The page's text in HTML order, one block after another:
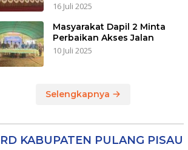
16 Juli 2025
Masyarakat Dapil 2 Minta
Perbaikan Akses Jalan
10 Juli 2025
Selengkapnya
KABUPATEN PULANG PISAU